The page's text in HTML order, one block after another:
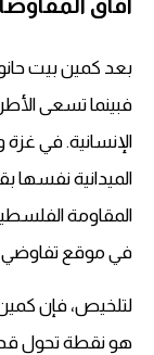
آفاق
بعد كمين بيت
فبينما تسعى
الإنسانية. في
الميدانية
المقاومة
في موقع تفاوضي
لتلخيص، فإن
هو نقطة تحول